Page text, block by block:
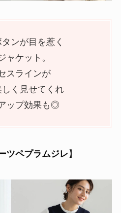
ンが目を惹く
ャケット。
スラインが
く見せてくれ
ップ効果も◎
ツペプラムジレ 】